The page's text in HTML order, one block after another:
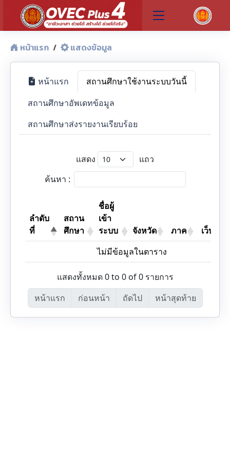
หน้าแรก แสดงข้อมูล
หน้าแรก
สถานศึกษาใช้งานระบบวันนี้
สถานศึกษาอัพเดทข้อมูล
สถานศึกษาส่งรายงานเรียบร้อย
แสดง
แถว
ค้นหา :
ลำดับ
ที่
สถาน
ศึกษา
ชื่อผู้
เข้า
ระบบ
จังหวัด ภาค
เว็บไซต์
ไม่มีข้อมูลในตาราง
แสดงทั้งหมด 0 to 0 of 0 รายการ
หน้าแรก
ก่อนหน้า ถัดไป หน้าสุดท้าย